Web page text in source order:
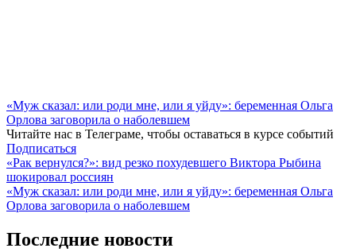
«Муж сказал: или роди мне, или я уйду»: беременная Ольга
Орлова заговорила о наболевшем
Читайте нас в Телеграме, чтобы оставаться в курсе событий
Подписаться
Навигация
по
записям
«Рак вернулся?»: вид резко похудевшего Виктора Рыбина
шокировал россиян
«Муж сказал: или роди мне, или я уйду»: беременная Ольга
Орлова заговорила о наболевшем
Последние новости